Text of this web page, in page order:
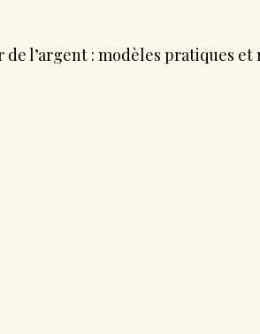
de l’argent : modèles pratiques